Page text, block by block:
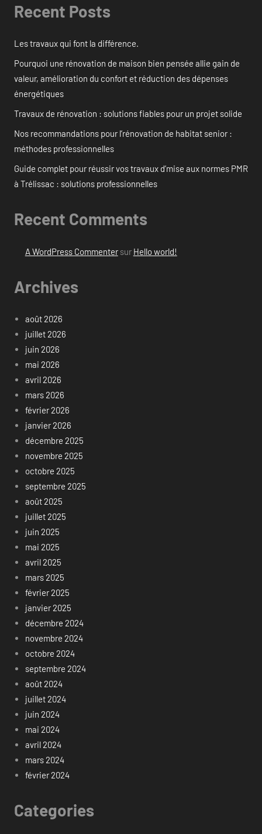
Recent Posts
Les travaux qui font la différence.
Pourquoi une rénovation de maison bien pensée allie gain de
valeur, amélioration du confort et réduction des dépenses
énergétiques
Travaux de rénovation : solutions fiables pour un projet solide
Nos recommandations pour l’rénovation de habitat senior :
méthodes professionnelles
Guide complet pour réussir vos travaux d’mise aux normes PMR
à Trélissac : solutions professionnelles
Recent Comments
A WordPress Commentersur Hello world!
Archives
août 2026
juillet 2026
juin 2026
mai 2026
avril 2026
mars 2026
février 2026
janvier 2026
décembre 2025
novembre 2025
octobre 2025
septembre 2025
août 2025
juillet 2025
juin 2025
mai 2025
avril 2025
mars 2025
février 2025
janvier 2025
décembre 2024
novembre 2024
octobre 2024
septembre 2024
août 2024
juillet 2024
juin 2024
mai 2024
avril 2024
mars 2024
février 2024
Categories